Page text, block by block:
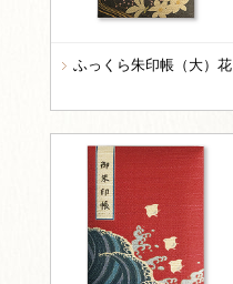
ふっくら朱印帳（大）花